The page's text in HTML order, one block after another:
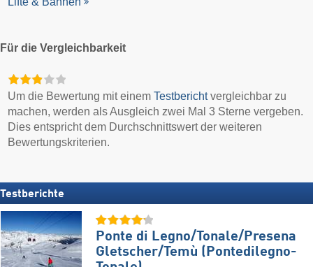
Für die Vergleichbarkeit
Um die Bewertung mit einemTestberichtvergleichbar zu
machen, werden als Ausgleich zwei Mal 3 Sterne vergeben.
Dies entspricht dem Durchschnittswert der weiteren
Bewertungskriterien.
Testberichte
Ponte di Legno/​Tonale/​Presena
Gletscher/​Temù (Pontedilegno-